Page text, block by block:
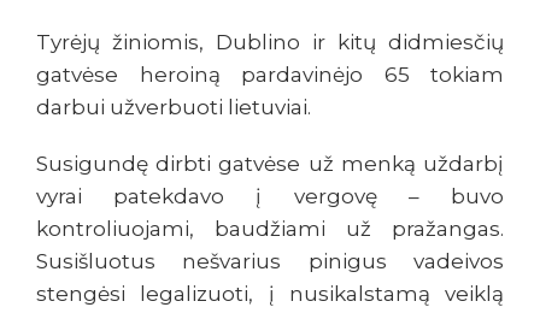
Tyrėjų žiniomis, Dublino ir kitų didmiesčių
gatvėse heroiną pardavinėjo 65 tokiam
darbui užverbuoti lietuviai.
Susigundę dirbti gatvėse už menką uždarbį
vyrai patekdavo į vergovę – buvo
kontroliuojami, baudžiami už pražangas.
Susišluotus nešvarius pinigus vadeivos
stengėsi legalizuoti, į nusikalstamą veiklą